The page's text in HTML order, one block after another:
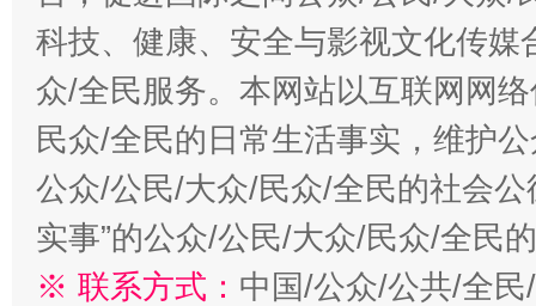
科技、健康、安全与影视文化传
众/全民服务。本网站以互联网网
民众/全民的日常生活事实，维护
公众/公民/大众/民众/全民的社会公
实事”的公众/公民/大众/民众/全民
※ 联系方式： 中国/公众/公共/全